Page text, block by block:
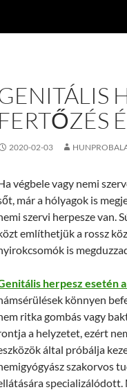
FERTŐZÉS
2020-02-03
végbele vagy nemi
már a hólyagok is
szervi herpesze van.
említhetjük a rossz
is
herpesz esetén
könnyen
ritka gombás vagy
a helyzetet, ezért
által próbálja
szakorvos